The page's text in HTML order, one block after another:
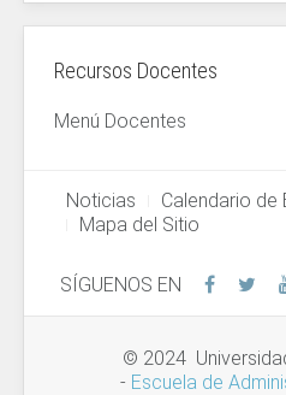
Recursos Docentes
Menú Docentes
Noticias Calendario de
Mapa del Sitio
SÍGUENOS EN
© 2024
- Escuela de